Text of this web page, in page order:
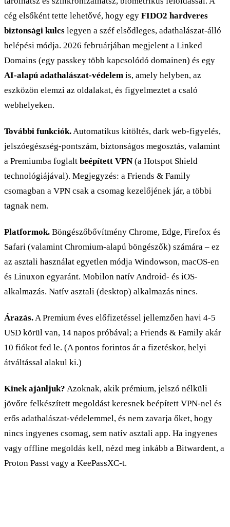
cég elsőként tette lehetővé, hogy egy FIDO2 hardveres
biztonsági kulcs legyen a széf elsődleges, adathalászat-álló
belépési módja. 2026 februárjában megjelent a Linked
Domains (egy passkey több kapcsolódó domainen) és egy
AI-alapú adathalászat-védelem is, amely helyben, az
eszközön elemzi az oldalakat, és figyelmeztet a csaló
webhelyeken.
További funkciók.Automatikus kitöltés, dark web-figyelés,
jelszóegészség-pontszám, biztonságos megosztás, valamint
a Premiumba foglalt beépített VPN (a Hotspot Shield
technológiájával). Megjegyzés: a Friends & Family
csomagban a VPN csak a csomag kezelőjének jár, a többi
tagnak nem.
Platformok. Böngészőbővítmény Chrome, Edge, Firefox és
Safari (valamint Chromium-alapú böngészők) számára – ez
az asztali használat egyetlen módja Windowson, macOS-en
és Linuxon egyaránt. Mobilon natív Android- és iOS-
alkalmazás. Natív asztali (desktop) alkalmazás nincs.
Árazás.A Premium éves előfizetéssel jellemzően havi 4-5
USD körül van, 14 napos próbával; a Friends & Family akár
10 fiókot fed le. (A pontos forintos ár a fizetéskor, helyi
átváltással alakul ki.)
Kinek ajánljuk? Azoknak, akik prémium, jelszó nélküli
jövőre felkészített megoldást keresnek beépített VPN-nel és
erős adathalászat-védelemmel, és nem zavarja őket, hogy
nincs ingyenes csomag, sem natív asztali app. Ha ingyenes
vagy offline megoldás kell, nézd meg inkább a Bitwardent, a
Proton Passt vagy a KeePassXC-t.